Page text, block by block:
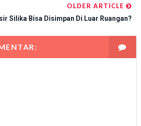
OLDER ARTICLE
Silika Bisa Disimpan Di Luar Ruangan?